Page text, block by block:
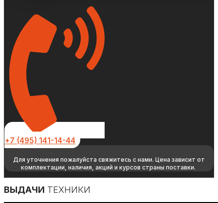
+7 (495) 141-14-44
Для уточнения пожалуйста свяжитесь с нами. Цена зависит от
комплектации, наличия, акций и курсов страны поставки.
ВЫДАЧИ ТЕХНИКИ